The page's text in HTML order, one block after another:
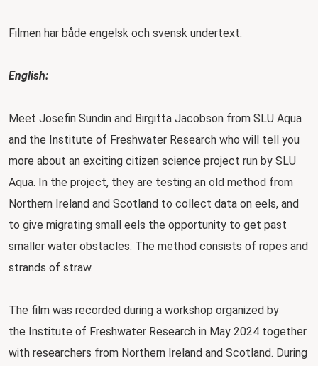
Filmen har både engelsk och svensk undertext.
English:
Meet Josefin Sundin and Birgitta Jacobson from SLU Aqua
and the Institute of Freshwater Research who will tell you
more about an exciting citizen science project run by SLU
Aqua. In the project, they are testing an old method from
Northern Ireland and Scotland to collect data on eels, and
to give migrating small eels the opportunity to get past
smaller water obstacles. The method consists of ropes and
strands of straw.
The film was recorded during a workshop organized by
the Institute of Freshwater Research in May 2024 together
with researchers from Northern Ireland and Scotland. During